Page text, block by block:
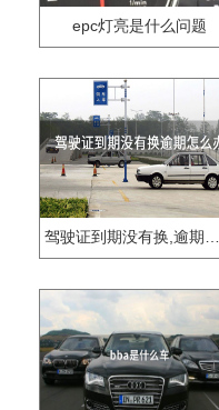
epc灯亮是什么问题
驾驶证到期没有换,逾期怎么办??